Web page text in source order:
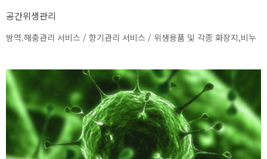
공간위생관리
방역.해충관리 서비스 / 향기관리 서비스 / 위생용품 및 각종 화장지,비누